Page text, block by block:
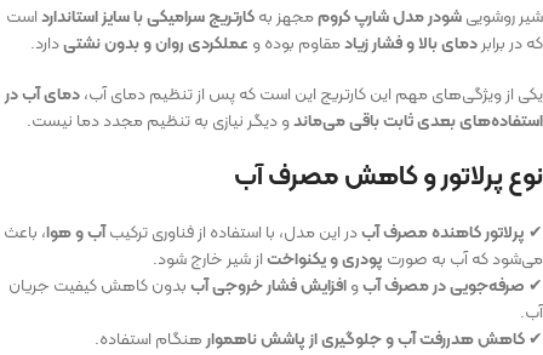
شیر روشوییشودر مدل شارپ کروممجهز بهکارتریج سرامیکی با سایز استاندارداست
که در برابردمای بالا و فشار زیادمقاوم بوده و عملکردی روان و بدون نشتیدارد.
یکی از ویژگی‌های مهم این کارتریج این است که پس از تنظیم دمای آب،دمای آب در
استفاده‌های بعدی ثابت باقی می‌ماندو دیگر نیازی به تنظیم مجدد دما نیست.
نوع پرلاتور و کاهش مصرف آب
✔ پرلاتور کاهنده مصرف آبدر این مدل، با استفاده از فناوری ترکیبآب و هوا، باعث
می‌شود که آب به صورت پودری و یکنواختاز شیر خارج شود.
✔ صرفه‌جویی در مصرف آبوافزایش فشار خروجی آببدون کاهش کیفیت جریان
آب.
✔کاهش هدررفت آب و جلوگیری از پاشش ناهموارهنگام استفاده.